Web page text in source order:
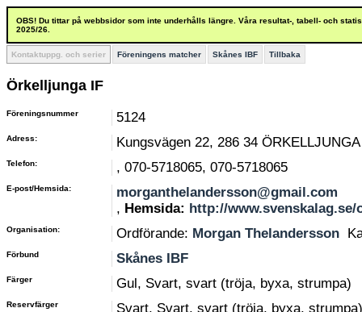
OBS! Du tittar på webbsidor som inte underhålls längre. Våra resultat-, tabell- och
2025/26.
Kontaktuppg. och serier Föreningens matcher Skånes IBF Tillbaka
Örkelljunga IF
Föreningsnummer 5124
Adress: Kungsvägen 22, 286 34 ÖRKELLJUNGA
Telefon: , 070-5718065, 070-5718065
E-post/Hemsida:
morganthelandersson@gmail.com
, Hemsida: http://www.svenskalag.se/
Organisation: Ordförande: Morgan Thelandersson
Förbund Skånes IBF
Färger Gul, Svart, svart (tröja, byxa, strumpa)
Reservfärger
Svart, Svart, svart (tröja, byxa, strumpa)